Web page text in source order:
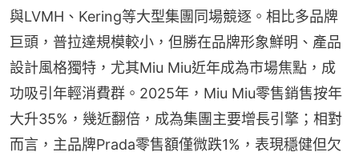
與LVMH、Kering等大型集團同場競逐。相比多品牌
巨頭，普拉達規模較小，但勝在品牌形象鮮明、產品
設計風格獨特，尤其Miu Miu近年成為市場焦點，成
功吸引年輕消費群。2025年，Miu Miu零售銷售按年
大升35%，幾近翻倍，成為集團主要增長引擎；相對
而言，主品牌Prada零售額僅微跌1%，表現穩健但欠